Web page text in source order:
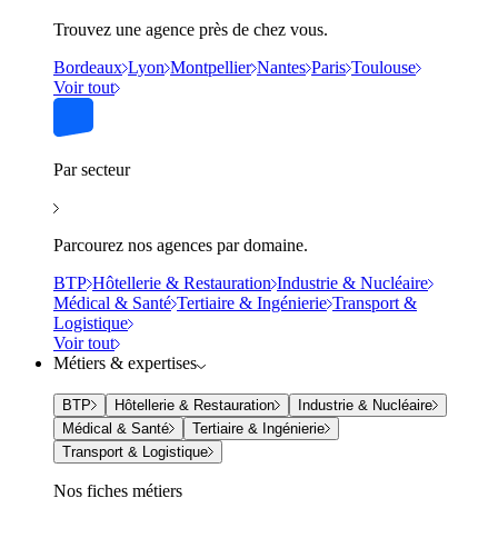
Trouvez une agence près de chez vous.
Bordeaux Lyon Montpellier Nantes Paris Toulouse
Voir tout
Par secteur
Parcourez nos agences par domaine.
BTP Hôtellerie & Restauration Industrie & Nucléaire
Médical & Santé Tertiaire & Ingénierie Transport &
Logistique
Voir tout
Métiers & expertises
BTP Hôtellerie & Restauration
Industrie & Nucléaire
Médical & Santé
Tertiaire & Ingénierie
Transport & Logistique
Nos fiches métiers